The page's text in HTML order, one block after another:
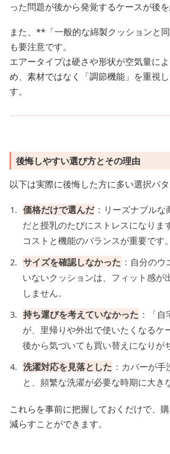
った問題が後から発覚するケースが後を
また、**「一般的な綿製クッションと
も要注意です。
エアータイプは硬さや形状が空気量に
め、素材ではなく「調節機能」を重視
す。
後悔しやすい選び方とその理由
以下は実際に後悔した方に多い選択パタ
価格だけで選んだ：リーズナブルな
だと授乳のたびにストレスになります
コストと機能のバランスが重要です。
サイズを確認しなかった ：自分の
いないクッションは、フィット感が
しません。
持ち運びを考えていなかった ：「
が、里帰りや外出で使いたくなるケ
後から気づいても買い替えになりが
洗濯対応を見落とした ：カバーが
と、頻繁な洗濯が必要な時期に大き
これらを事前に把握しておくだけで、
減らすことができます。